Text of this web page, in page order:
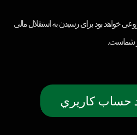
خواهد بود برای رسیدن به استقلال مالی
شماست.
حساب كاريري